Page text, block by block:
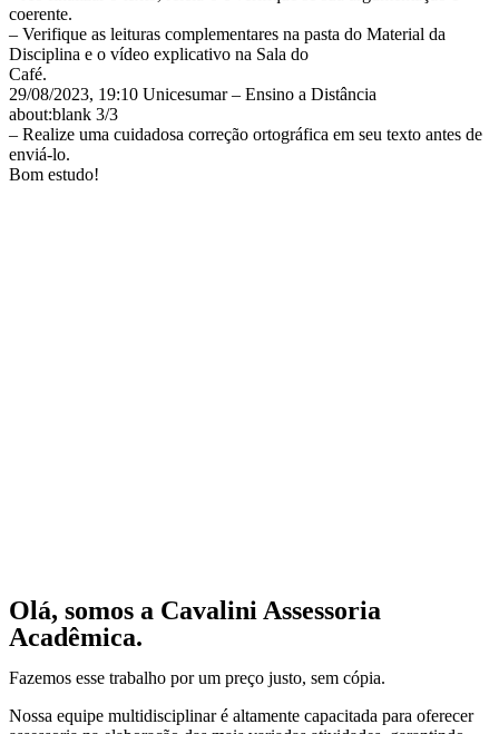
coerente.
– Verifique as leituras complementares na pasta do Material da
Disciplina e o vídeo explicativo na Sala do
Café.
29/08/2023, 19:10 Unicesumar – Ensino a Distância
about:blank 3/3
– Realize uma cuidadosa correção ortográfica em seu texto antes de
enviá-lo.
Bom estudo!
Olá, somos a Cavalini Assessoria
Acadêmica.
Fazemos esse trabalho por um preço justo, sem cópia.
Nossa equipe multidisciplinar é altamente capacitada para oferecer